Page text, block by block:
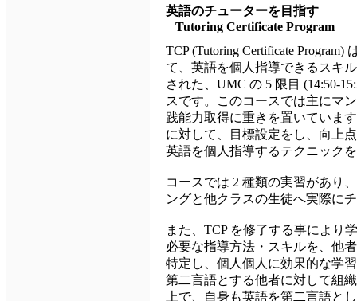
英語のチューターを目指す
Tutoring Certificate Program
TCP (Tutoring Certificate
て、英語を個人指導できるスキ
された、UMC の 5 限目 (14:50-
スです。このコースでは主にマ
践能力取得に重きを置いていま
に対して、目標設定をし、向上
英語を個人指導するテクニック
コースでは 2 種類の実習があり
ングと他クラスの生徒へ実際に
また、TCP を修了する事により
必要な指導方法・スキルを、他
特定し、個人個人に効果的な学
第二言語とする他者に対して組
上で、自身も英語を第二言語と